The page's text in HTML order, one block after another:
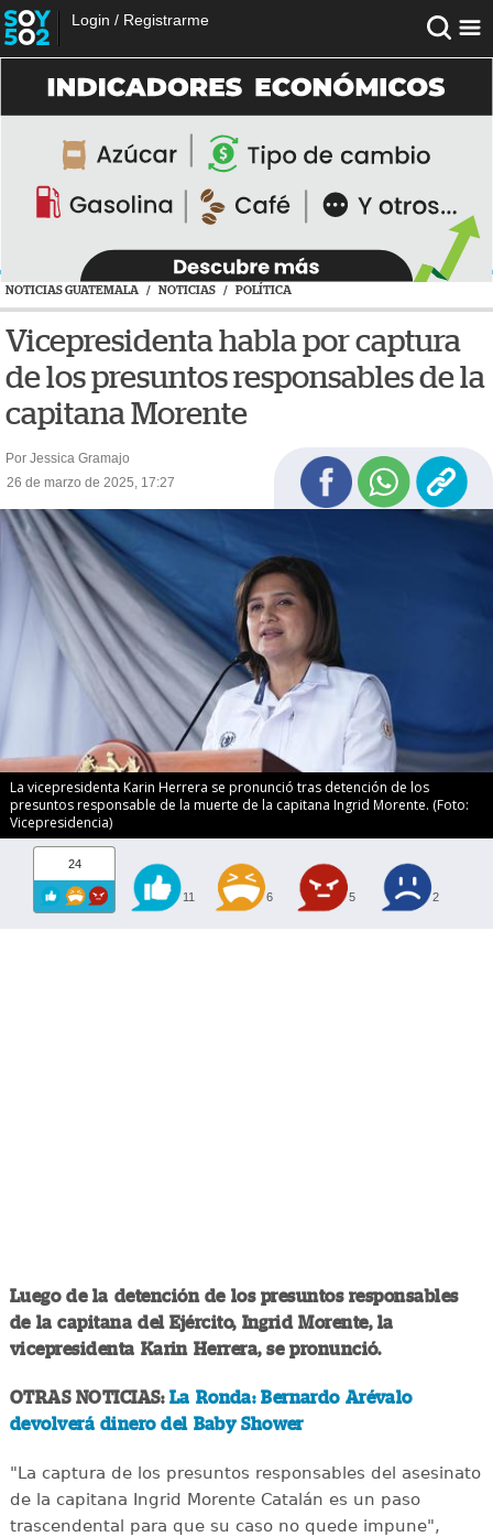
Login / Registrarme
NOTICIAS GUATEMALA / NOTICIAS / POLÍTICA
Vicepresidenta habla por captura
de los presuntos responsables de la
capitana Morente
Por Jessica Gramajo
26 de marzo de 2025, 17:27
La vicepresidenta Karin Herrera se pronunció tras detención de los
presuntos responsable de la muerte de la capitana Ingrid Morente. (Foto:
Vicepresidencia)
24
11 6 5 2
Luego de la detención de los presuntos responsables
de la capitana del Ejército, Ingrid Morente, la
vicepresidenta Karin Herrera, se pronunció.
OTRAS NOTICIAS: La Ronda: Bernardo Arévalo
devolverá dinero del Baby Shower
"La captura de los presuntos responsables del asesinato
de la capitana Ingrid Morente Catalán es un paso
trascendental para que su caso no quede impune",